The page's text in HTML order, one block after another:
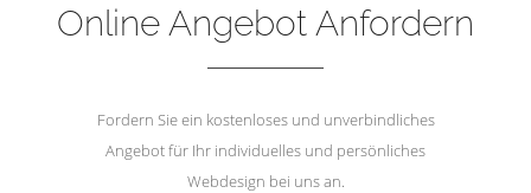
Online Angebot Anfordern
Fordern Sie ein kostenloses und unverbindliches
Angebot für Ihr individuelles und persönliches
Webdesign bei uns an.